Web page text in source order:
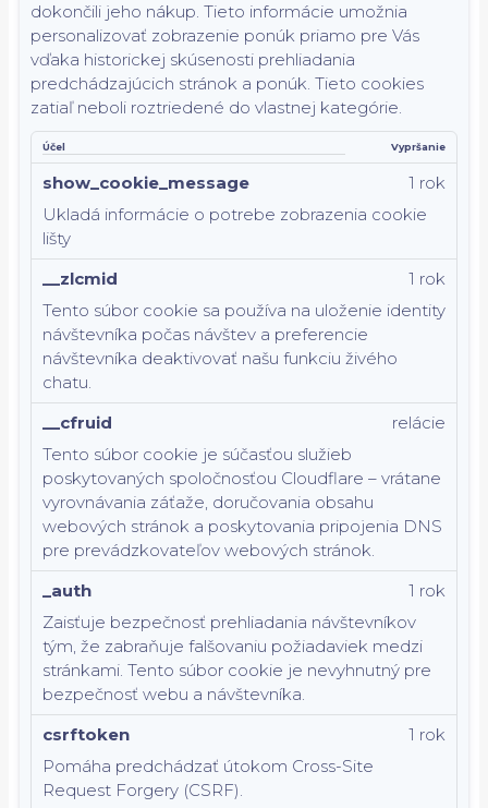
dokončili jeho nákup. Tieto informácie umožnia
personalizovať zobrazenie ponúk priamo pre Vás
vďaka historickej skúsenosti prehliadania
predchádzajúcich stránok a ponúk. Tieto cookies
zatiaľ neboli roztriedené do vlastnej kategórie.
Účel Vypršanie
show_cookie_message
Ukladá informácie o potrebe zobrazenia cookie
lišty
1 rok
__zlcmid
Tento súbor cookie sa používa na uloženie identity
návštevníka počas návštev a preferencie
návštevníka deaktivovať našu funkciu živého
chatu.
1 rok
__cfruid
Tento súbor cookie je súčasťou služieb
poskytovaných spoločnosťou Cloudflare – vrátane
vyrovnávania záťaže, doručovania obsahu
webových stránok a poskytovania pripojenia DNS
pre prevádzkovateľov webových stránok.
relácie
_auth
Zaisťuje bezpečnosť prehliadania návštevníkov
tým, že zabraňuje falšovaniu požiadaviek medzi
stránkami. Tento súbor cookie je nevyhnutný pre
bezpečnosť webu a návštevníka.
1 rok
csrftoken
Pomáha predchádzať útokom Cross-Site
Request Forgery (CSRF).
1 rok